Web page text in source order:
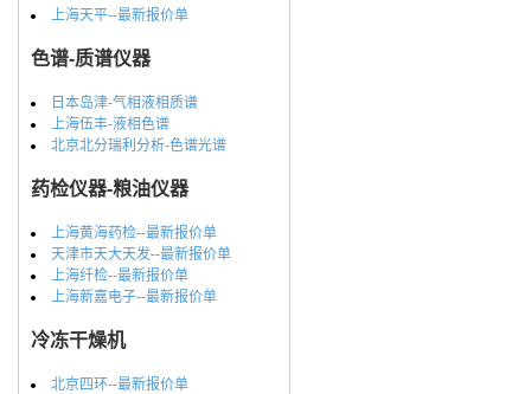
上海天平--最新报价单
色谱-质谱仪器
日本岛津-气相液相质谱
上海伍丰-液相色谱
北京北分瑞利分析-色谱光谱
药检仪器-粮油仪器
上海黄海药检--最新报价单
天津市天大天发--最新报价单
上海纤检--最新报价单
上海新嘉电子--最新报价单
冷冻干燥机
北京四环--最新报价单